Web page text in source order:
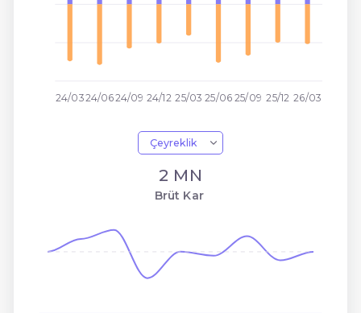
24/0324/0624/09 24/12 25/03 25/06 25/09 25/12 26/03
Çeyreklik
2 MN
Brüt Kar